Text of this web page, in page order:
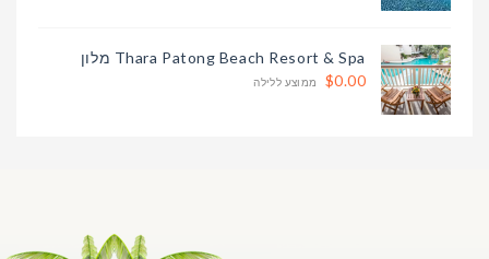
Thara Patong Beach Resort & Spa מלון
$0.00
ממוצע ללילה